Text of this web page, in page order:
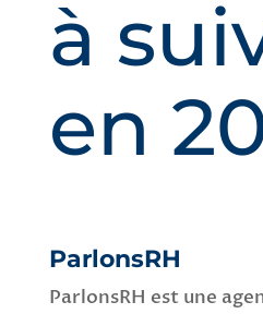
à
en
ParlonsRH
ParlonsRH est une